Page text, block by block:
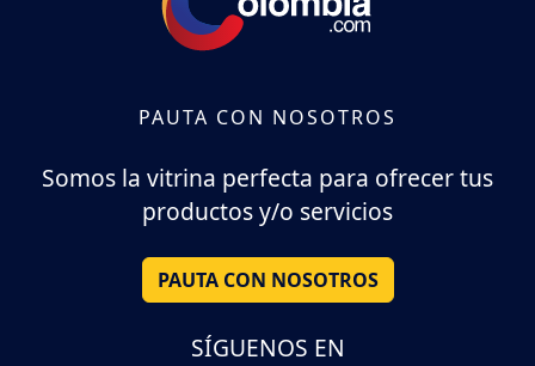
PAUTA CON NOSOTROS
Somos la vitrina perfecta para ofrecer tus
productos y/o servicios
PAUTA CON NOSOTROS
SÍGUENOS EN